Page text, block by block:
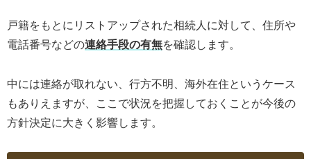
戸籍をもとにリストアップされた相続人に対して、住所や
電話番号などの連絡手段の有無を確認します。
中には連絡が取れない、行方不明、海外在住というケース
もありえますが、ここで状況を把握しておくことが今後の
方針決定に大きく影響します。